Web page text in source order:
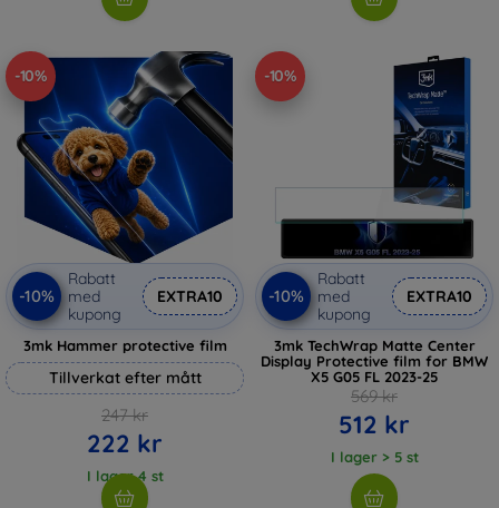
-10%
-10%
Rabatt
med
kupong
EXTRA10
3mk Hammer protective film
Tillverkat efter mått
247 kr
222 kr
I lager 4 st
-10%
-10%
Rabatt
med
kupong
EXTRA10
3mk TechWrap Matte Center
Display Protective film for BMW
X5 G05 FL 2023-25
569 kr
512 kr
I lager > 5 st